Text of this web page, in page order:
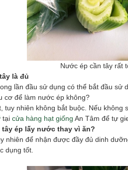
Nước ép cần tây rất
là đủ
lần đầu sử dụng có thể bắt đầu sử
cơ để làm nước ép không?
tuy nhiên không bắt buộc. Nếu
tại cửa hàng hạt giống An Tâm để tự
ép lấy nước thay vì ăn?
nhiên để nhận được đầy đủ dinh
dụng tốt.